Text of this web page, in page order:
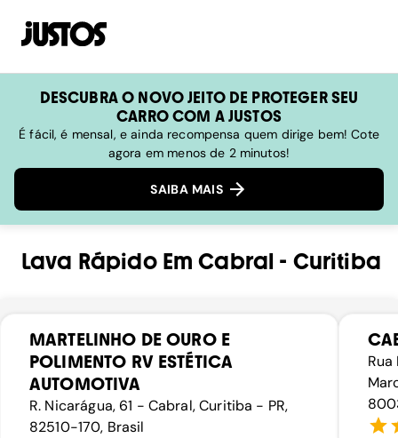
DESCUBRA O NOVO JEITO DE PROTEGER SEU
CARRO COM A JUSTOS
É fácil, é mensal, e ainda recompensa quem dirige bem! Cote
agora em menos de 2 minutos!
SAIBA MAIS
Lava RápidoEmCabral - Curitiba
MARTELINHO DE OURO E
POLIMENTO RV ESTÉTICA
AUTOMOTIVA
R. Nicarágua, 61 - Cabral, Curitiba - PR,
82510-170, Brasil
Rua